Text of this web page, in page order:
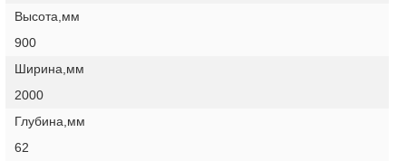
Высота,мм
900
Ширина,мм
2000
Глубина,мм
62